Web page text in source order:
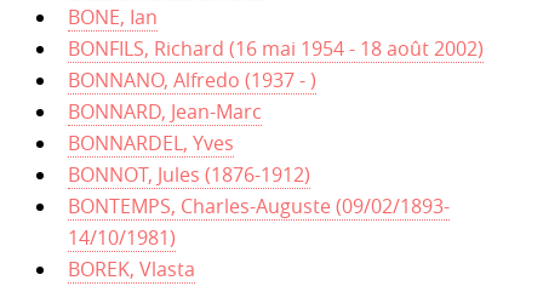
BONE, Ian
BONFILS, Richard (16 mai 1954 - 18 août 2002)
BONNANO, Alfredo (1937 - )
BONNARD, Jean-Marc
BONNARDEL, Yves
BONNOT, Jules (1876-1912)
BONTEMPS, Charles-Auguste (09/02/1893-
14/10/1981)
BOREK, Vlasta